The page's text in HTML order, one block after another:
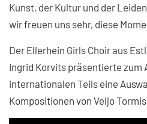
Kunst, der Kultur und der
wir freuen uns sehr, diese
Der Ellerhein Girls Choir aus
Ingrid Korvits präsentierte zum
internationalen Teils eine
Kompositionen von Veljo